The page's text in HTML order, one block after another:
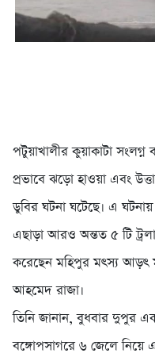
পটুয়াখালীর কুয়াকাটা সংলগ্ন
প্রভাবে ঝড়ো হাওয়া এবং
ডুবির ঘটনা ঘটেছে। এ
এছাড়া আরও অন্তত ৫ টি
করেছেন মহিপুর মৎস্য আড়ৎ
আহমেদ রাজা।
তিনি জানান, বুধবার দুপুর
বঙ্গোপসাগরে ৬ জেলে নিয়ে